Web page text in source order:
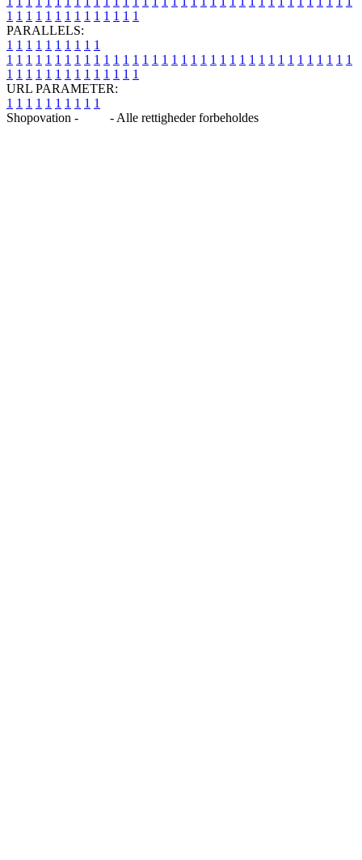
1 1 1 1 1 1 1 1 1 1 1 1 1 1
PARALLELS:
1 1 1 1 1 1 1 1 1 1
1 1 1 1 1 1 1 1 1 1 1 1 1 1 1 1 1 1 1 1 1 1 1 1 1 1 1 1 1 1 1 1 1 1 1 1
1 1 1 1 1 1 1 1 1 1 1 1 1 1
URL PARAMETER:
1 1 1 1 1 1 1 1 1 1
Shopovation -
- Alle rettigheder forbeholdes